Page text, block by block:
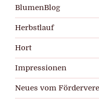
BlumenBlog
Herbstlauf
Hort
Impressionen
Neues vom